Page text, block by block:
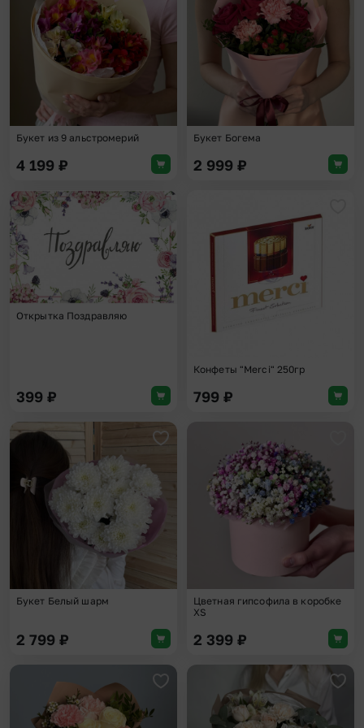
Букет из 9 альстромерий
4 199 ₽
Букет Богема
2 999 ₽
Добавить в избранное
Открытка Поздравляю
399 ₽
Конфеты "Merci" 250гр
799 ₽
Добавить в избранное
Букет Белый шарм
2 799 ₽
Цветная гипсофила в коробке
XS
2 399 ₽
Добавить в избранное